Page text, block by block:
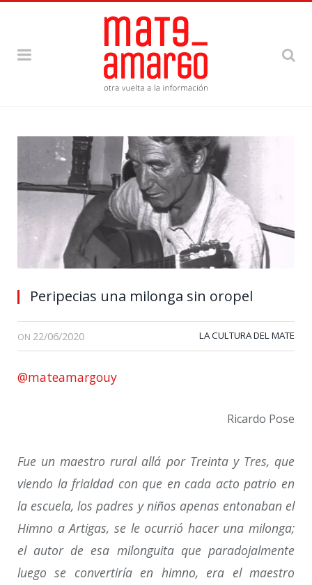
Peripecias una milonga sin oropel
ON 22/06/2020 LA CULTURA DEL MATE
@mateamargouy
Ricardo Pose
Fue un maestro rural allá por Treinta y Tres, que
viendo la frialdad con que en cada acto patrio en
la escuela, los padres y niños apenas entonaban el
Himno a Artigas, se le ocurrió hacer una milonga;
el autor de esa milonguita que paradojalmente
luego se convertiría en himno, era el maestro